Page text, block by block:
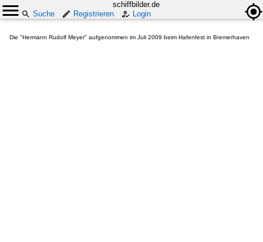
schiffbilder.de
Suche
Registrieren Login
Die "Hermann Rudolf Meyer" aufgenommen im Juli 2009 beim Hafenfest in Bremerhaven